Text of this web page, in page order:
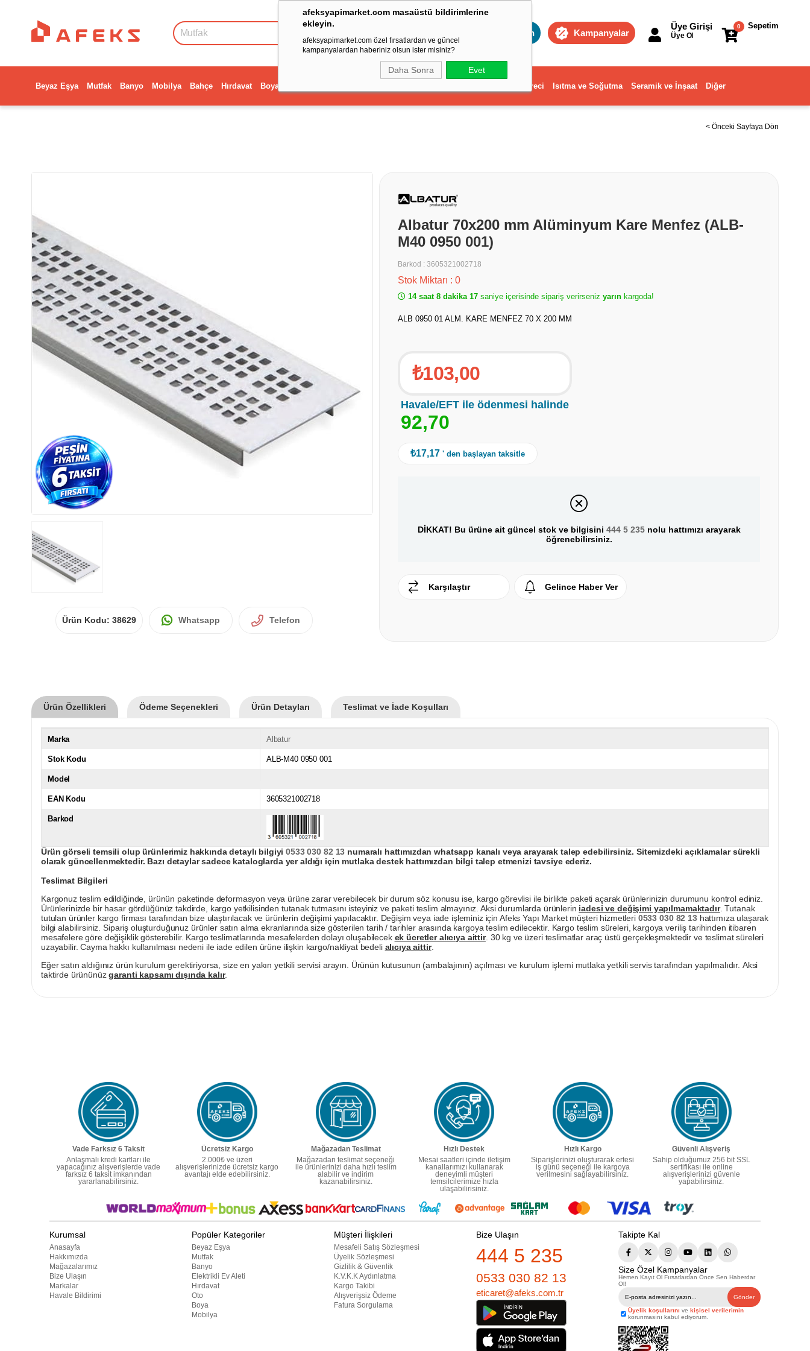
afeksyapimarket.com masaüstü bildirimlerine
ekleyin.
afeksyapimarket.com özel fırsatlardan ve güncel
kampanyalardan haberiniz olsun ister misiniz?
Daha Sonra Evet
Toptan Kampanyalar
Sepetim
0
Üye Girişi
Üye Ol
Beyaz Eşya Mutfak Banyo Mobilya Bahçe Hırdavat Boya Dekorasyon ve Ev Gereci Isıtma ve Soğutma Seramik ve İnşaat Diğer
< Önceki Sayfaya Dön
Ürün Kodu: 38629 Whatsapp Telefon
Albatur 70x200 mm Alüminyum Kare Menfez (ALB-
M40 0950 001)
Barkod : 3605321002718
Stok Miktarı : 0
14 saat 8 dakika 17 saniye içerisinde sipariş verirseniz yarın kargoda!
ALB 0950 01 ALM. KARE MENFEZ 70 X 200 MM
₺103,00
Havale/EFT ile ödenmesi halinde
92,70
₺17,17 ' den başlayan taksitle
DİKKAT! Bu ürüne ait güncel stok ve bilgisini 444 5 235nolu hattımızı arayarak
öğrenebilirsiniz.
Karşılaştır Gelince Haber Ver
Ürün Özellikleri Ödeme Seçenekleri Ürün Detayları Teslimat ve İade Koşulları
Marka Albatur
Stok Kodu ALB-M40 0950 001
Model
EAN Kodu 3605321002718
Barkod
Ürün görseli temsili olup ürünlerimiz hakkında detaylı bilgiyi0533 030 82 13 numaralı hattımızdan whatsapp kanalı veya arayarak talep edebilirsiniz. Sitemizdeki açıklamalar sürekli
olarak güncellenmektedir. Bazı detaylar sadece kataloglarda yer aldığı için mutlaka destek hattımızdan bilgi talep etmenizi tavsiye ederiz.
Teslimat Bilgileri
Kargonuz teslim edildiğinde, ürünün paketinde deformasyon veya ürüne zarar verebilecek bir durum söz konusu ise, kargo görevlisi ile birlikte paketi açarak ürünlerinizin durumunu kontrol ediniz.
Ürünlerinizde bir hasar gördüğünüz takdirde, kargo yetkilisinden tutanak tutmasını isteyiniz ve paketi teslim almayınız. Aksi durumlarda ürünlerin iadesi ve değişimi yapılmamaktadır. Tutanak
tutulan ürünler kargo firması tarafından bize ulaştırılacak ve ürünlerin değişimi yapılacaktır. Değişim veya iade işleminiz için Afeks Yapı Market müşteri hizmetleri 0533 030 82 13hattımıza ulaşarak
bilgi alabilirsiniz. Sipariş oluşturduğunuz ürünler satın alma ekranlarında size gösterilen tarih / tarihler arasında kargoya teslim edilecektir. Kargo teslim süreleri, kargoya veriliş tarihinden itibaren
mesafelere göre değişiklik gösterebilir. Kargo teslimatlarında mesafelerden dolayı oluşabilecek ek ücretler alıcıya aittir. 30 kg ve üzeri teslimatlar araç üstü gerçekleşmektedir ve teslimat süreleri
uzayabilir. Cayma hakkı kullanılması nedeni ile iade edilen ürüne ilişkin kargo/nakliyat bedeli alıcıya aittir.
Eğer satın aldığınız ürün kurulum gerektiriyorsa, size en yakın yetkili servisi arayın. Ürünün kutusunun (ambalajının) açılması ve kurulum işlemi mutlaka yetkili servis tarafından yapılmalıdır. Aksi
taktirde ürününüzgaranti kapsamı dışında kalır.
Vade Farksız 6 Taksit
Anlaşmalı kredi kartları ile
yapacağınız alışverişlerde vade
farksız 6 taksit imkanından
yararlanabilirsiniz.
Ücretsiz Kargo
2.000₺ ve üzeri
alışverişlerinizde ücretsiz kargo
avantajı elde edebilirsiniz.
Mağazadan Teslimat
Mağazadan teslimat seçeneği
ile ürünlerinizi daha hızlı teslim
alabilir ve indirim
kazanabilirsiniz.
Hızlı Destek
Mesai saatleri içinde iletişim
kanallarımızı kullanarak
deneyimli müşteri
temsilcilerimize hızla
ulaşabilirisiniz.
Hızlı Kargo
Siparişlerinizi oluşturarak ertesi
iş günü seçeneği ile kargoya
verilmesini sağlayabilirsiniz.
Güvenli Alışveriş
Sahip olduğumuz 256 bit SSL
sertifikası ile online
alışverişlerinizi güvenle
yapabilirsiniz.
Kurumsal
Anasayfa
Hakkımızda
Mağazalarımız
Bize Ulaşın
Markalar
Havale Bildirimi
Popüler Kategoriler
Beyaz Eşya
Mutfak
Banyo
Elektrikli Ev Aleti
Hırdavat
Oto
Boya
Mobilya
Müşteri İlişkileri
Mesafeli Satış Sözleşmesi
Üyelik Sözleşmesi
Gizlilik & Güvenlik
K.V.K.K Aydınlatma
Kargo Takibi
Alışverişsiz Ödeme
Fatura Sorgulama
Bize Ulaşın
444 5 235
0533 030 82 13
eticaret@afeks.com.tr
Takipte Kal
Size Özel Kampanyalar
Hemen Kayıt Ol Fırsatlardan Önce Sen Haberdar
Ol!
Gönder
Üyelik koşullarını ve kişisel verilerimin
korunmasını kabul ediyorum.